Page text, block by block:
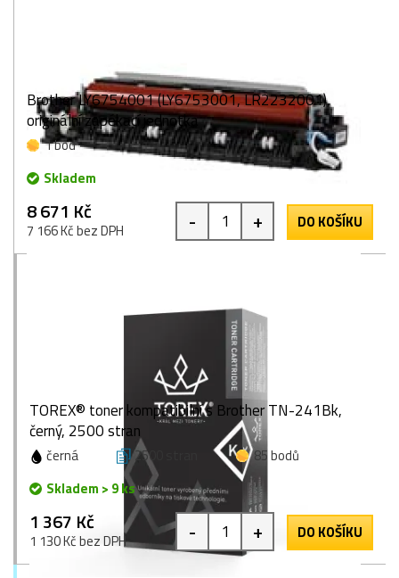
Brother LY6754001 (LY6753001, LR2232001),
originální zapékací jednotka
1 bod
Skladem
8 671 Kč
7 166 Kč bez DPH - + DO KOŠÍKU
TOREX® toner kompatibilní s Brother TN-241Bk,
černý, 2500 stran
černá 2500 stran
85 bodů
Skladem > 9 ks
1 367 Kč
1 130 Kč bez DPH - + DO KOŠÍKU